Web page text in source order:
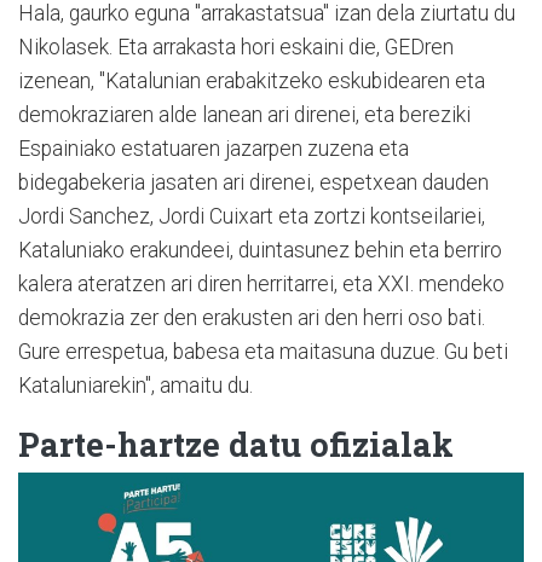
Hala, gaurko eguna "arrakastatsua" izan dela ziurtatu du
Nikolasek. Eta arrakasta hori eskaini die, GEDren
izenean, "Katalunian erabakitzeko eskubidearen eta
demokraziaren alde lanean ari direnei, eta bereziki
Espainiako estatuaren jazarpen zuzena eta
bidegabekeria jasaten ari direnei, espetxean dauden
Jordi Sanchez, Jordi Cuixart eta zortzi kontseilariei,
Kataluniako erakundeei, duintasunez behin eta berriro
kalera ateratzen ari diren herritarrei, eta XXI. mendeko
demokrazia zer den erakusten ari den herri oso bati.
Gure errespetua, babesa eta maitasuna duzue. Gu beti
Kataluniarekin", amaitu du.
Parte-hartze datu ofizialak